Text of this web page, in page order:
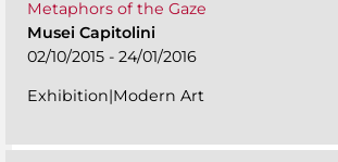
Metaphors of the Gaze
Musei Capitolini
02/10/2015 - 24/01/2016
Exhibition|Modern Art